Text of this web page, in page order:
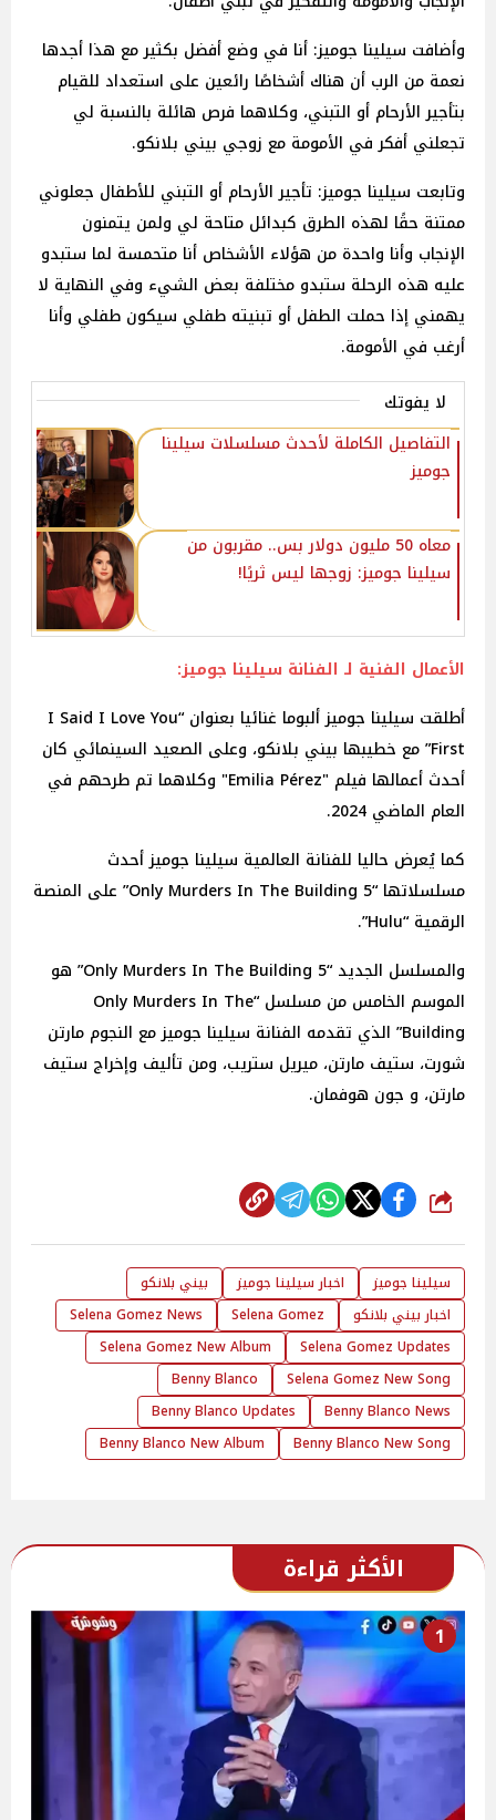
وأضافت سيلينا جوميز: أنا في وضع أفضل بكثير مع هذا أجدها
نعمة من الرب أن هناك أشخاصًا رائعين على استعداد للقيام
بتأجير الأرحام أو التبني، وكلاهما فرص هائلة بالنسبة لي
تجعلني أفكر في الأمومة مع زوجي بيني بلانكو.
وتابعت سيلينا جوميز: تأجير الأرحام أو التبني للأطفال جعلوني
ممتنة حقًا لهذه الطرق كبدائل متاحة لي ولمن يتمنون
الإنجاب وأنا واحدة من هؤلاء الأشخاص أنا متحمسة لما ستبدو
عليه هذه الرحلة ستبدو مختلفة بعض الشيء وفي النهاية لا
يهمني إذا حملت الطفل أو تبنيته طفلي سيكون طفلي وأنا
أرغب في الأمومة.
لا يفوتك
التفاصيل الكاملة لأحدث مسلسلات سيلينا
جوميز
معاه 50 مليون دولار بس.. مقربون من
سيلينا جوميز: زوجها ليس ثريًا!
الأعمال الفنية لـ الفنانة سيلينا جوميز:
أطلقت سيلينا جوميز ألبوما غنائيا بعنوان “I Said I Love You
First” مع خطيبها بيني بلانكو، وعلى الصعيد السينمائي كان
أحدث أعمالها فيلم "Emilia Pérez" وكلاهما تم طرحهم في
العام الماضي 2024.
كما يُعرض حاليا للفنانة العالمية سيلينا جوميز أحدث
مسلسلاتها “5 Only Murders In The Building” على المنصة
الرقمية “Hulu”.
والمسلسل الجديد “5 Only Murders In The Building” هو
الموسم الخامس من مسلسل “Only Murders In The
Building” الذي تقدمه الفنانة سيلينا جوميز مع النجوم مارتن
شورت، ستيف مارتن، ميريل ستريب، ومن تأليف وإخراج ستيف
مارتن، و جون هوفمان.
شارك
سيلينا جوميز اخبار سيلينا جوميز
بيني بلانكو
اخبار بيني بلانكو
Selena Gomez
Selena Gomez News
Selena Gomez Updates
Selena Gomez New Album
Selena Gomez New Song
Benny Blanco
Benny Blanco News
Benny Blanco Updates
Benny Blanco New Song
Benny Blanco New Album
الأكثر قراءة
1